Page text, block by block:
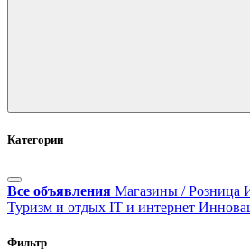
Категории
Все объявления Магазины / Розница
Туризм и отдых IT и интернет
Фильтр